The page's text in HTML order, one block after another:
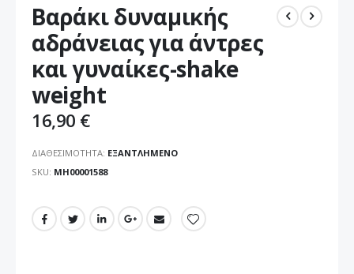
στην
αρχή
της
συλλογής
εικόνων
Βαράκι δυναμικής
αδράνειας για άντρες
και γυναίκες-shake
weight
16,90 €
ΔΙΑΘΕΣΙΜΌΤΗΤΑ: ΕΞΑΝΤΛΗΜΈΝΟ
SKU ΜΗ00001588